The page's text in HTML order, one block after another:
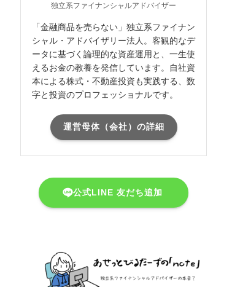
独立系ファイナンシャルアドバイザー
「金融商品を売らない」独立系ファイナン
シャル・アドバイザリー法人。客観的なデ
ータに基づく論理的な資産運用と、一生使
えるお金の教養を発信しています。自社資
本による株式・不動産投資も実践する、数
字と投資のプロフェッショナルです。
運営母体（会社）の詳細
公式LINE 友だち追加